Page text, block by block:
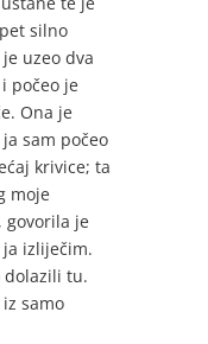
silno
uzeo dva
počeo je
Ona je
sam počeo
krivice; ta
moje
govorila je
izliječim.
dolazili tu.
samo